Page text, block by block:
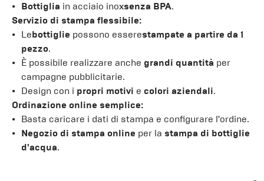
Bottiglia in acciaio inoxsenza BPA.
Servizio di stampa flessibile:
Lebottiglie possono esserestampate a partire da 1
pezzo.
È possibile realizzare anche grandi quantità per
campagne pubblicitarie.
Design con i propri motivi e colori aziendali.
Ordinazione online semplice:
Basta caricare i dati di stampa e configurare l'ordine.
Negozio di stampa online per la stampa di bottiglie
d'acqua.